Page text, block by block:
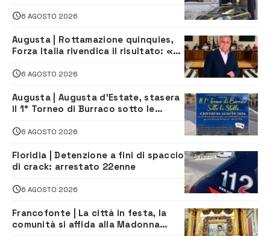
climatizzazione
6 AGOSTO 2026
Augusta | Rottamazione quinquies,
Forza Italia rivendica il risultato: «La
6 AGOSTO 2026
Augusta | Augusta d’Estate, stasera
il 1° Torneo di Burraco sotto le
6 AGOSTO 2026
Floridia | Detenzione a fini di spaccio
di crack: arrestato 22enne
6 AGOSTO 2026
Francofonte | La città in festa, la
comunità si affida alla Madonna